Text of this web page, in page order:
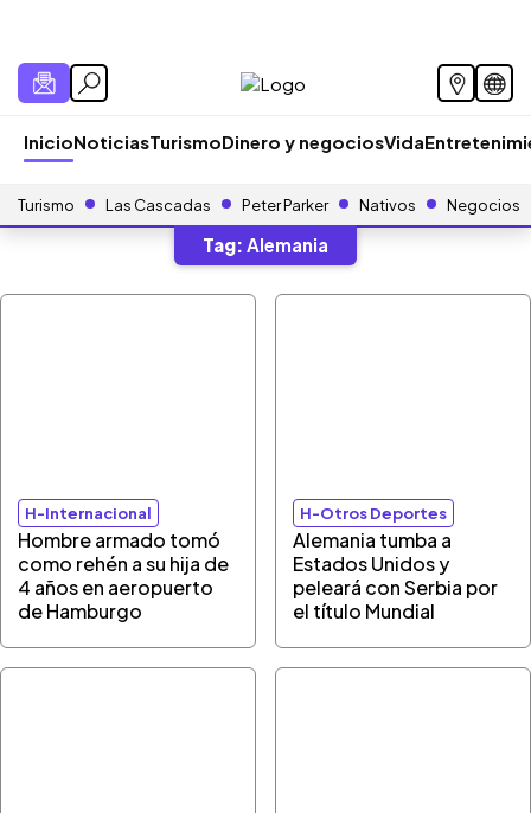
InicioNoticiasTurismoDinero y negociosVida
Turismo Las Cascadas Peter Parker Nativos Negocios
Tag: Alemania
H-Internacional
Hombre armado tomó
como rehén a su hija de
4 años en aeropuerto
de Hamburgo
H-Otros Deportes
Alemania tumba a
Estados Unidos y
peleará con Serbia por
el título Mundial